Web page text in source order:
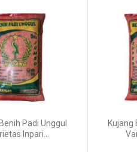
Padi Unggul
Inpari...
Kujang